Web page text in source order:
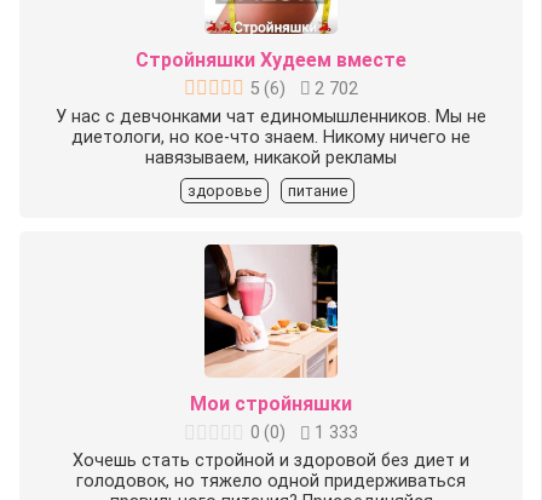
Стройняшки Худеем вместе
5 (6)
2 702
У нас с девчонками чат единомышленников. Мы не
диетологи, но кое-что знаем. Никому ничего не
навязываем, никакой рекламы
здоровье питание
Мои стройняшки
0 (0)
1 333
Хочешь стать стройной и здоровой без диет и
голодовок, но тяжело одной придерживаться